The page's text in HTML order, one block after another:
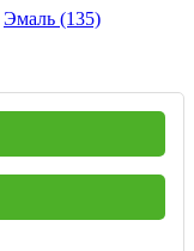
Эмаль (135)